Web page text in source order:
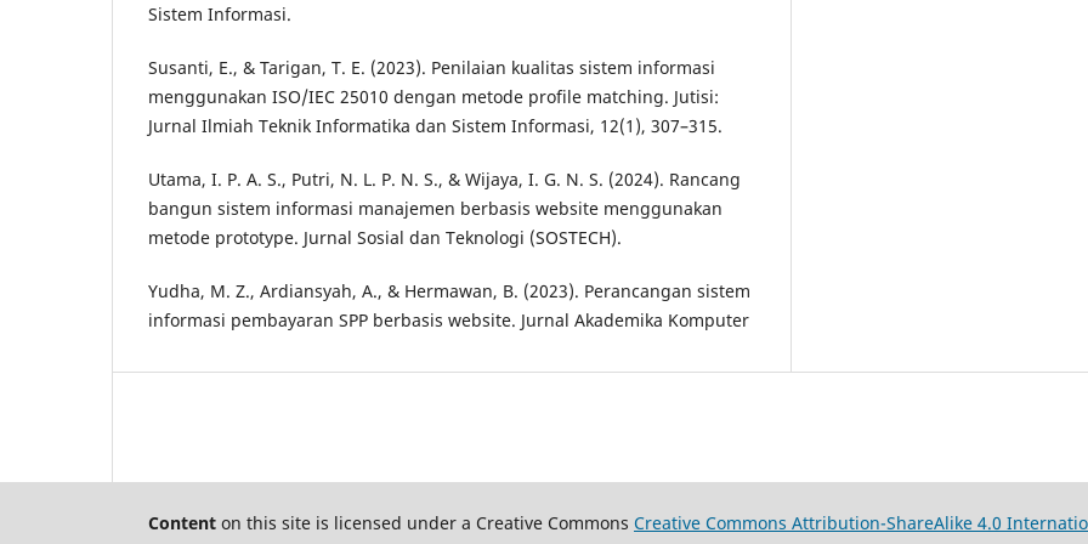
Sistem Informasi.
Susanti, E., & Tarigan, T. E. (2023). Penilaian kualitas sistem informasi
menggunakan ISO/IEC 25010 dengan metode profile matching. Jutisi:
Jurnal Ilmiah Teknik Informatika dan Sistem Informasi, 12(1), 307–315.
Utama, I. P. A. S., Putri, N. L. P. N. S., & Wijaya, I. G. N. S. (2024). Rancang
bangun sistem informasi manajemen berbasis website menggunakan
metode prototype. Jurnal Sosial dan Teknologi (SOSTECH).
Yudha, M. Z., Ardiansyah, A., & Hermawan, B. (2023). Perancangan sistem
informasi pembayaran SPP berbasis website. Jurnal Akademika Komputer
Content on this site is licensed under a Creative Commons Creative Commons Attribution-ShareAlike 4.0